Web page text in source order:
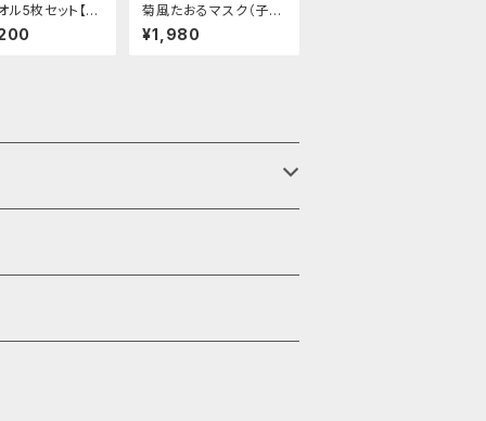
ル5枚セット【セ
フ】
菊風たおるマスク（子供
用）
¥1,980